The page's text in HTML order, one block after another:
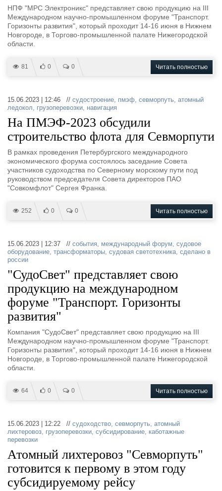
НПФ "МРС Электроникс" представляет свою продукцию на III
Международном научно-промышленном форуме "Транспорт.
Горизонты развития", который проходит 14-16 июня в Нижнем
Новгороде, в Торгово-промышленной палате Нижегородской
области.
81 0 0 Читать полностью
15.06.2023 | 12:46 // судостроение, пмэф, севморпуть, атомный
ледокол, грузоперевозки, навигация
На ПМЭФ-2023 обсудили
строительство флота для Севморпути
В рамках проведения Петербургского международного
экономического форума состоялось заседание Совета
участников судоходства по Северному морскому пути под
руководством председателя Совета директоров ПАО
"Совкомфлот" Сергея Франка.
252 0 0 Читать полностью
15.06.2023 | 12:37 // события, международный форум, судовое
оборудование, трансформаторы, судовая светотехника, сделано в
россии
"СудоСвет" представляет свою
продукцию на международном
форуме "Транспорт. Горизонты
развития"
Компания "СудоСвет" представляет свою продукцию на III
Международном научно-промышленном форуме "Транспорт.
Горизонты развития", который проходит 14-16 июня в Нижнем
Новгороде, в Торгово-промышленной палате Нижегородской
области.
64 0 0 Читать полностью
15.06.2023 | 12:22 // судоходство, севморпуть, атомный
лихтеровоз, грузоперевозки, субсидирование, каботажные
перевозки
Атомный лихтеровоз "Севморпуть"
готовится к первому в этом году
субсидируемому рейсу